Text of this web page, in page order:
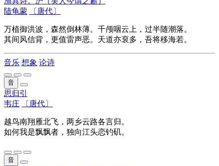
陆龟蒙
〔唐代〕
万植御洪波，森然倒林薄。千颅咽云上，过半随潮落。
其间风信背，更值雷声恶。天道亦裒多，吾将移海若。
音乐 想象 论诗
音
思归引
韦庄
〔唐代〕
越鸟南翔雁北飞，两乡云路各言归。
如何我是飘飘者，独向江头恋钓矶。
音